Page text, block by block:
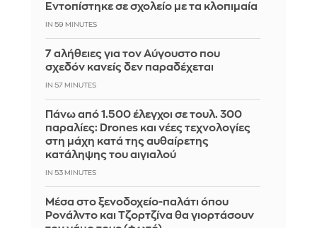
Εντοπίστηκε σε σχολείο με τα κλοπιμαία
IN 59 MINUTES
7 αλήθειες για τον Αύγουστο που
σχεδόν κανείς δεν παραδέχεται
IN 57 MINUTES
Πάνω από 1.500 έλεγχοι σε τουλ. 300
παραλίες: Drones και νέες τεχνολογίες
στη μάχη κατά της αυθαίρετης
κατάληψης του αιγιαλού
IN 53 MINUTES
Μέσα στο ξενοδοχείο-παλάτι όπου
Ρονάλντο και Τζορτζίνα θα γιορτάσουν